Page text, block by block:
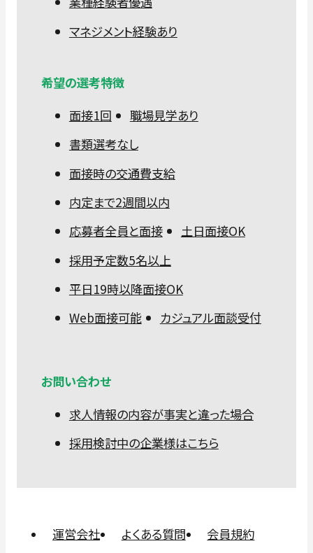
マネジメント経験あり
希望の選考特徴
面接1回
職場見学あり
書類選考なし
面接時の交通費支給
内定まで2週間以内
応募者全員と面接
土日面接OK
採用予定数5名以上
平日19時以降面接OK
Web面接可能
カジュアル面談受付
お問い合わせ
求人情報の内容が事実と違った場合
採用検討中の企業様はこちら
運営会社 よくある質問
会員規約